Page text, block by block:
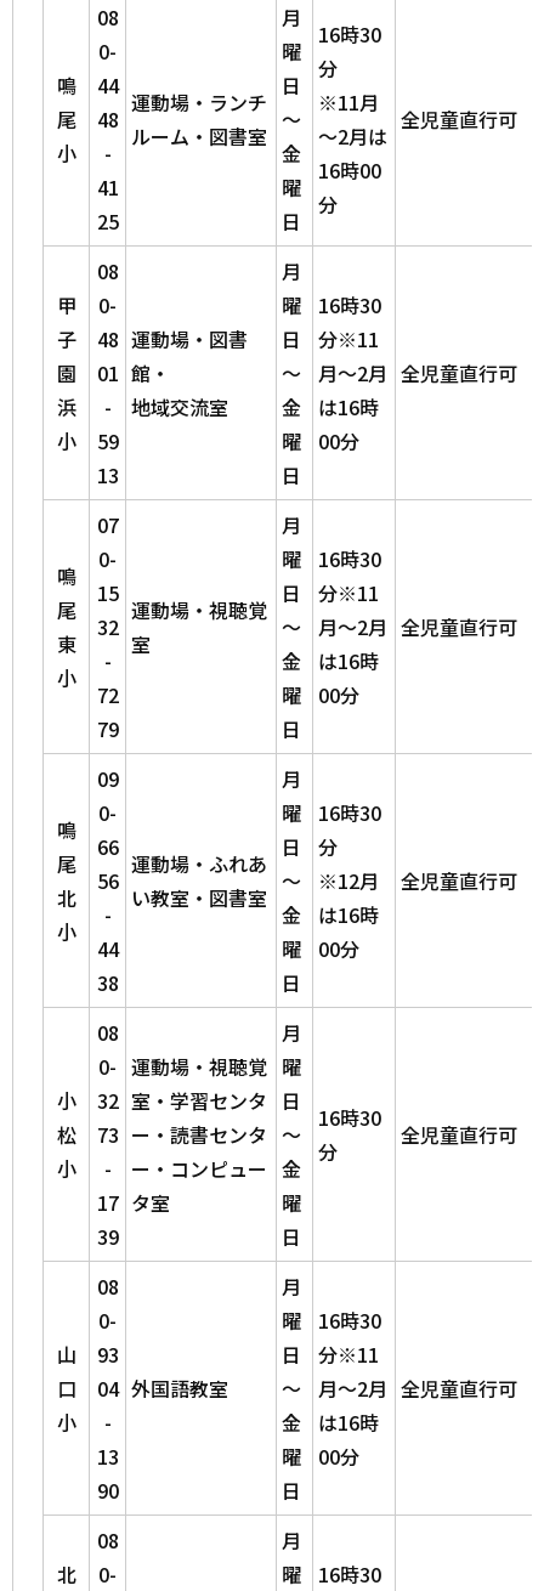
鳴
尾
小
08
0-
44
48
-
41
25
運動場・ランチ
ルーム・図書室
月
曜
日
～
金
曜
日
16時30
分
※11月
～2月は
16時00
分
全児童直行可
甲
子
園
浜
小
08
0-
48
01
-
59
13
運動場・図書
館・
地域交流室
月
曜
日
～
金
曜
日
16時30
分※11
月～2月
は16時
00分
全児童直行可
鳴
尾
東
小
07
0-
15
32
-
72
79
運動場・視聴覚
室
月
曜
日
～
金
曜
日
16時30
分※11
月～2月
は16時
00分
全児童直行可
鳴
尾
北
小
09
0-
66
56
-
44
38
運動場・ふれあ
い教室・図書室
月
曜
日
～
金
曜
日
16時30
分
※12月
は16時
00分
全児童直行可
小
松
小
08
0-
32
73
-
17
39
運動場・視聴覚
室・学習センタ
ー・読書センタ
ー・コンピュー
タ室
月
曜
日
～
金
曜
日
16時30
分
全児童直行可
山
口
小
08
0-
93
04
-
13
90
外国語教室
月
曜
日
～
金
曜
日
16時30
分※11
月～2月
は16時
00分
全児童直行可
北
08
0-
月
曜
16時30